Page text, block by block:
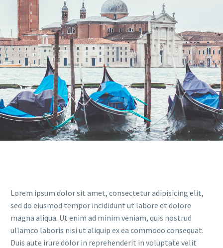
Lorem ipsum dolor sit amet, consectetur adipisicing elit,
sed do eiusmod tempor incididunt ut labore et dolore
magna aliqua. Ut enim ad minim veniam, quis nostrud
ullamco laboris nisi ut aliquip ex ea commodo consequat.
Duis aute irure dolor in reprehenderit in voluptate velit